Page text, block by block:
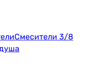
Смесители 3/8